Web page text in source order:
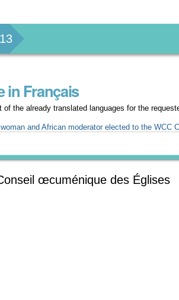
in Français
of the already translated languages for the
and African moderator elected to the WCC
œcuménique des Églises